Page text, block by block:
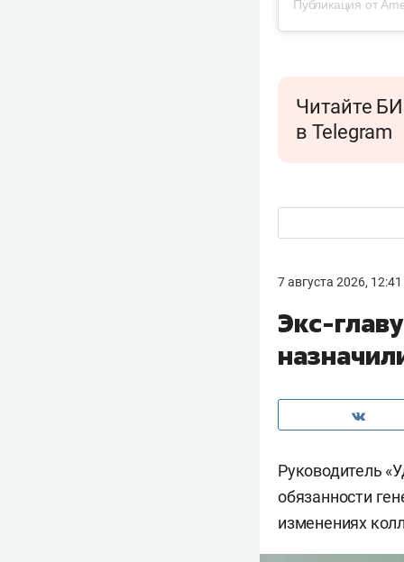
Публикация от
Читайте
в Telegram
7 августа 2026, 12:41
Экс-
Руководитель
обязанности
изменениях